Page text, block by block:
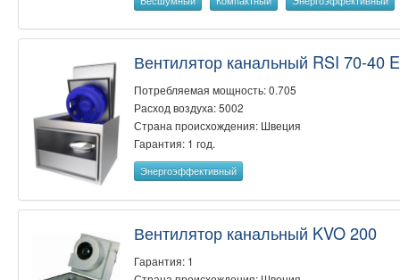
Вентилятор канальный RSI 70-40
Потребляемая мощность: 0.705
Расход воздуха: 5002
Страна происхождения: Швеция
Гарантия: 1 год.
Энергоэффективный
Вентилятор канальный KVO 200
Гарантия: 1